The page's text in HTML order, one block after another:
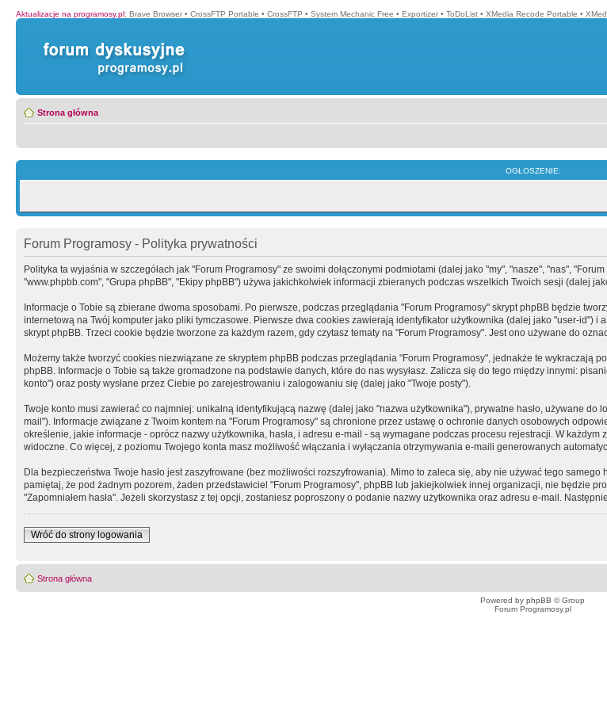
Aktualizacje na programosy.pl: Brave Browser • CrossFTP Portable • CrossFTP • System Mechanic Free • Exportizer • ToDoList • XMedia Recode Portable •
Strona główna
OGŁOSZENIE:
Forum Programosy - Polityka prywatności
Polityka ta wyjaśnia w szczegółach jak "Forum Programosy" ze swoimi dołączonymi podmiotami (dalej jako "my", "nasze", "nas",
"www.phpbb.com", "Grupa phpBB", "Ekipy phpBB") używa jakichkolwiek informacji zbieranych podczas wszelkich Twoich sesji (dalej
Informacje o Tobie są zbierane dwoma sposobami. Po pierwsze, podczas przeglądania "Forum Programosy" skrypt phpBB będzie
internetową na Twój komputer jako pliki tymczasowe. Pierwsze dwa cookies zawierają identyfikator użytkownika (dalej jako "user-id")
skrypt phpBB. Trzeci cookie będzie tworzone za każdym razem, gdy czytasz tematy na "Forum Programosy". Jest ono używane do
Możemy także tworzyć cookies niezwiązane ze skryptem phpBB podczas przeglądania "Forum Programosy", jednakże te wykraczają
phpBB. Informacje o Tobie są także gromadzone na podstawie danych, które do nas wysyłasz. Zalicza się do tego między innymi:
konto") oraz posty wysłane przez Ciebie po zarejestrowaniu i zalogowaniu się (dalej jako "Twoje posty").
Twoje konto musi zawierać co najmniej: unikalną identyfikującą nazwę (dalej jako "nazwa użytkownika"), prywatne hasło, używane
mail"). Informacje związane z Twoim kontem na "Forum Programosy" są chronione przez ustawę o ochronie danych osobowych
określenie, jakie informacje - oprócz nazwy użytkownika, hasła, i adresu e-mail - są wymagane podczas procesu rejestracji. W
widoczne. Co więcej, z poziomu Twojego konta masz możliwość włączania i wyłączania otrzymywania e-maili generowanych
Dla bezpieczeństwa Twoje hasło jest zaszyfrowane (bez możliwości rozszyfrowania). Mimo to zaleca się, aby nie używać tego
pamiętaj, że pod żadnym pozorem, żaden przedstawiciel "Forum Programosy", phpBB lub jakiejkolwiek innej organizacji, nie będzie
"Zapomniałem hasła". Jeżeli skorzystasz z tej opcji, zostaniesz poproszony o podanie nazwy użytkownika oraz adresu e-mail.
Wróć do strony logowania
Strona główna
Powered by phpBB © Group
Forum Programosy.pl